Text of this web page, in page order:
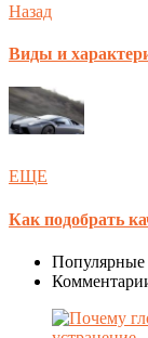
Назад
Виды и
ЕЩЕ
Как подобрать
Популярные